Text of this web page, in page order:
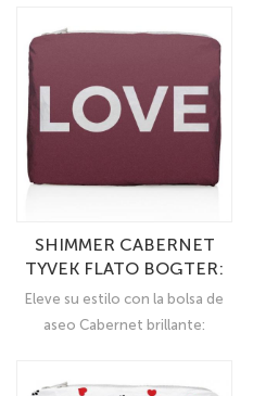
estampado de leopardo
SHIMMER CABERNET
TYVEK FLATO BOGTER:
Sleek Makeup Organizer
para glamour
Eleve su estilo con la bolsa de
aseo Cabernet brillante: